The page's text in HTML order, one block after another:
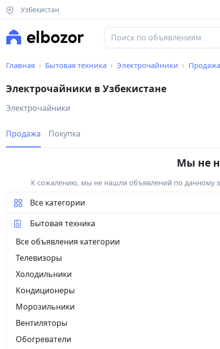
Узбекистан
Главная Бытовая техника Электрочайники Продажа
Электрочайники в Узбекистане
Электрочайники
Продажа Покупка
Мы не
К сожалению, мы не нашли объявлений по данному
Все категории
Бытовая техника
Все объявления категории
Телевизоры
Холодильники
Кондиционеры
Морозильники
Вентиляторы
Обогреватели